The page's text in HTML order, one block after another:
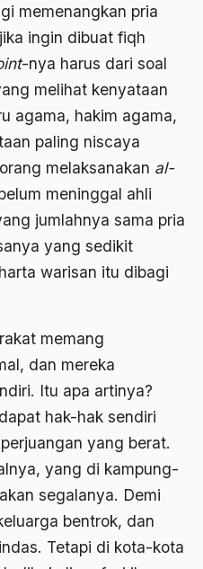
memenangkan pria
ingin dibuat fiqh
-nya harus dari soal
melihat kenyataan
agama, hakim agama,
paling niscaya
melaksanakan al-
meninggal ahli
jumlahnya sama pria
yang sedikit
warisan itu dibagi
memang
dan mereka
Itu apa artinya?
hak-hak sendiri
yang berat.
yang di kampung-
segalanya. Demi
bentrok, dan
Tetapi di kota-kota